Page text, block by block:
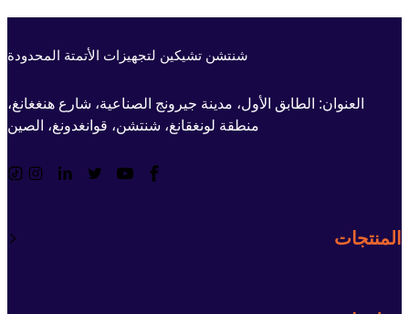
شنتشن تشيكين لتجهيزات الأتمتة المحدودة
العنوان: الطابق الأول، مدينة جيرونج الصناعية، شارع هنغغانغ،
منطقة لونغقانغ، شنتشن، قوانغدونغ، الصين
المنتجات